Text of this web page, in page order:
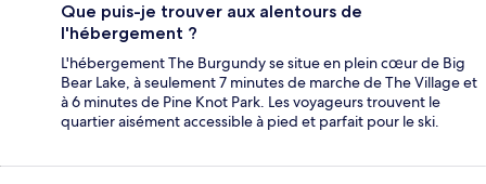
Que puis-je trouver aux alentours de
l'hébergement ?
L'hébergement The Burgundy se situe en plein cœur de Big
Bear Lake, à seulement 7 minutes de marche de The Village et
à 6 minutes de Pine Knot Park. Les voyageurs trouvent le
quartier aisément accessible à pied et parfait pour le ski.